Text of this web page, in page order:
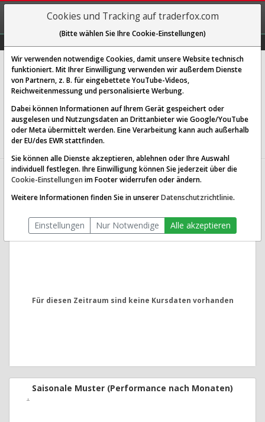
REGIS-
TRIEREN
GSK PLC
[GS7 | WKN 940561 | ISIN GB0009252882]
16,766 € -17,24 %
Echtzeit-Aktienkurs 18.07.2022 19:59 Uhr
BID:16,696 €
GSK Aktien Verlauf seit Beginn
(940561 | GS7)
1T 3M 1J 10J Alles
Für diesen Zeitraum sind keine Kursdaten vorhanden
Saisonale Muster (Performance nach Monaten)
1
Cookies und Tracking auf traderfox.com
(Bitte wählen Sie Ihre Cookie-Einstellungen)
Wir verwenden notwendige Cookies, damit unsere Website technisch
funktioniert. Mit Ihrer Einwilligung verwenden wir außerdem Dienste
von Partnern, z. B. für eingebettete YouTube-Videos,
Reichweitenmessung und personalisierte Werbung.
Dabei können Informationen auf Ihrem Gerät gespeichert oder
ausgelesen und Nutzungsdaten an Drittanbieter wie Google/YouTube
oder Meta übermittelt werden. Eine Verarbeitung kann auch außerhalb
der EU/des EWR stattfinden.
Sie können alle Dienste akzeptieren, ablehnen oder Ihre Auswahl
individuell festlegen. Ihre Einwilligung können Sie jederzeit über die
Cookie-Einstellungen im Footer widerrufen oder ändern.
Weitere Informationen finden Sie in unsererDatenschutzrichtlinie.
Einstellungen Nur Notwendige Alle akzeptieren